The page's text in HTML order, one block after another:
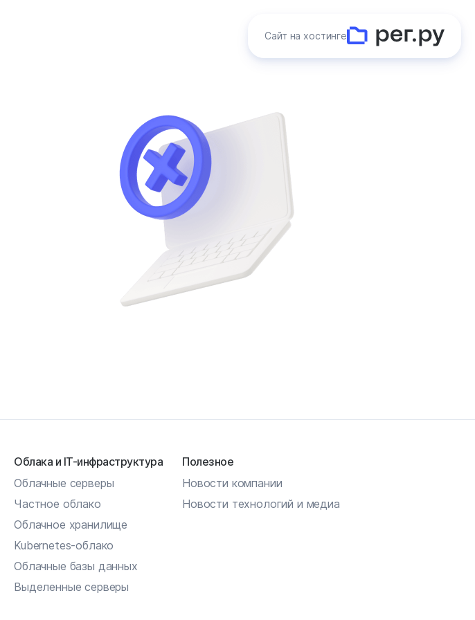
Сайт на хостинге
Облака и IT-инфраструктура
Облачные серверы
Частное облако
Облачное хранилище
Kubernetes-облако
Облачные базы данных
Выделенные серверы
Полезное
Новости компании
Новости технологий и медиа